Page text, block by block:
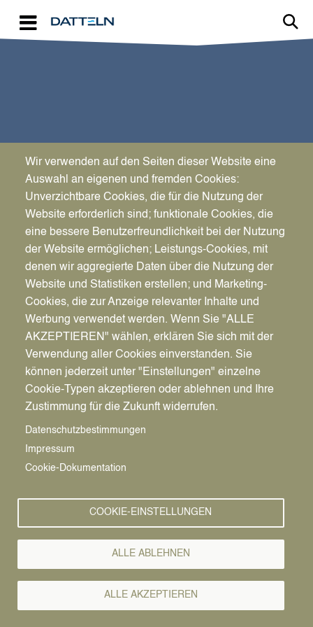
SPORT & KULTUR
Dabei sein ist alles
Pfadnavigation
Stadt | Rathaus | Familie Unsere Stadt Vereine
Vereine
Sportschützenverein Horneburg-Datteln e.
erlernen“, meinen die Sportschützen und rufen zum
Mitmachen auf. Der Schießsport wird auch heute zum Teil
Wir verwenden auf den Seiten dieser Website eine
Auswahl an eigenen und fremden Cookies:
Unverzichtbare Cookies, die für die Nutzung der
Website erforderlich sind; funktionale Cookies, die
eine bessere Benutzerfreundlichkeit bei der Nutzung
der Website ermöglichen; Leistungs-Cookies, mit
denen wir aggregierte Daten über die Nutzung der
Website und Statistiken erstellen; und Marketing-
Cookies, die zur Anzeige relevanter Inhalte und
Werbung verwendet werden. Wenn Sie "ALLE
AKZEPTIEREN" wählen, erklären Sie sich mit der
Verwendung aller Cookies einverstanden. Sie
können jederzeit unter "Einstellungen" einzelne
Cookie-Typen akzeptieren oder ablehnen und Ihre
Zustimmung für die Zukunft widerrufen.
Datenschutzbestimmungen
Impressum
Cookie-Dokumentation
COOKIE-EINSTELLUNGEN
ALLE ABLEHNEN
ALLE AKZEPTIEREN